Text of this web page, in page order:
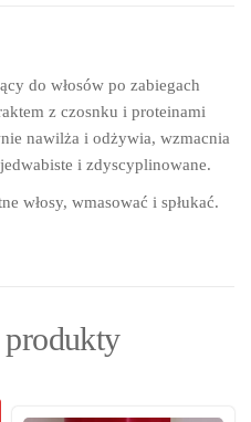
do włosów po zabiegach
z czosnku i proteinami
nawilża i odżywia, wzmacnia
i zdyscyplinowane.
włosy, wmasować i spłukać.
produkty